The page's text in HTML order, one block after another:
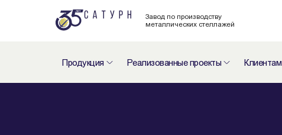
Завод по производству
металлических стеллажей
Продукция Реализованные проекты Клиентам